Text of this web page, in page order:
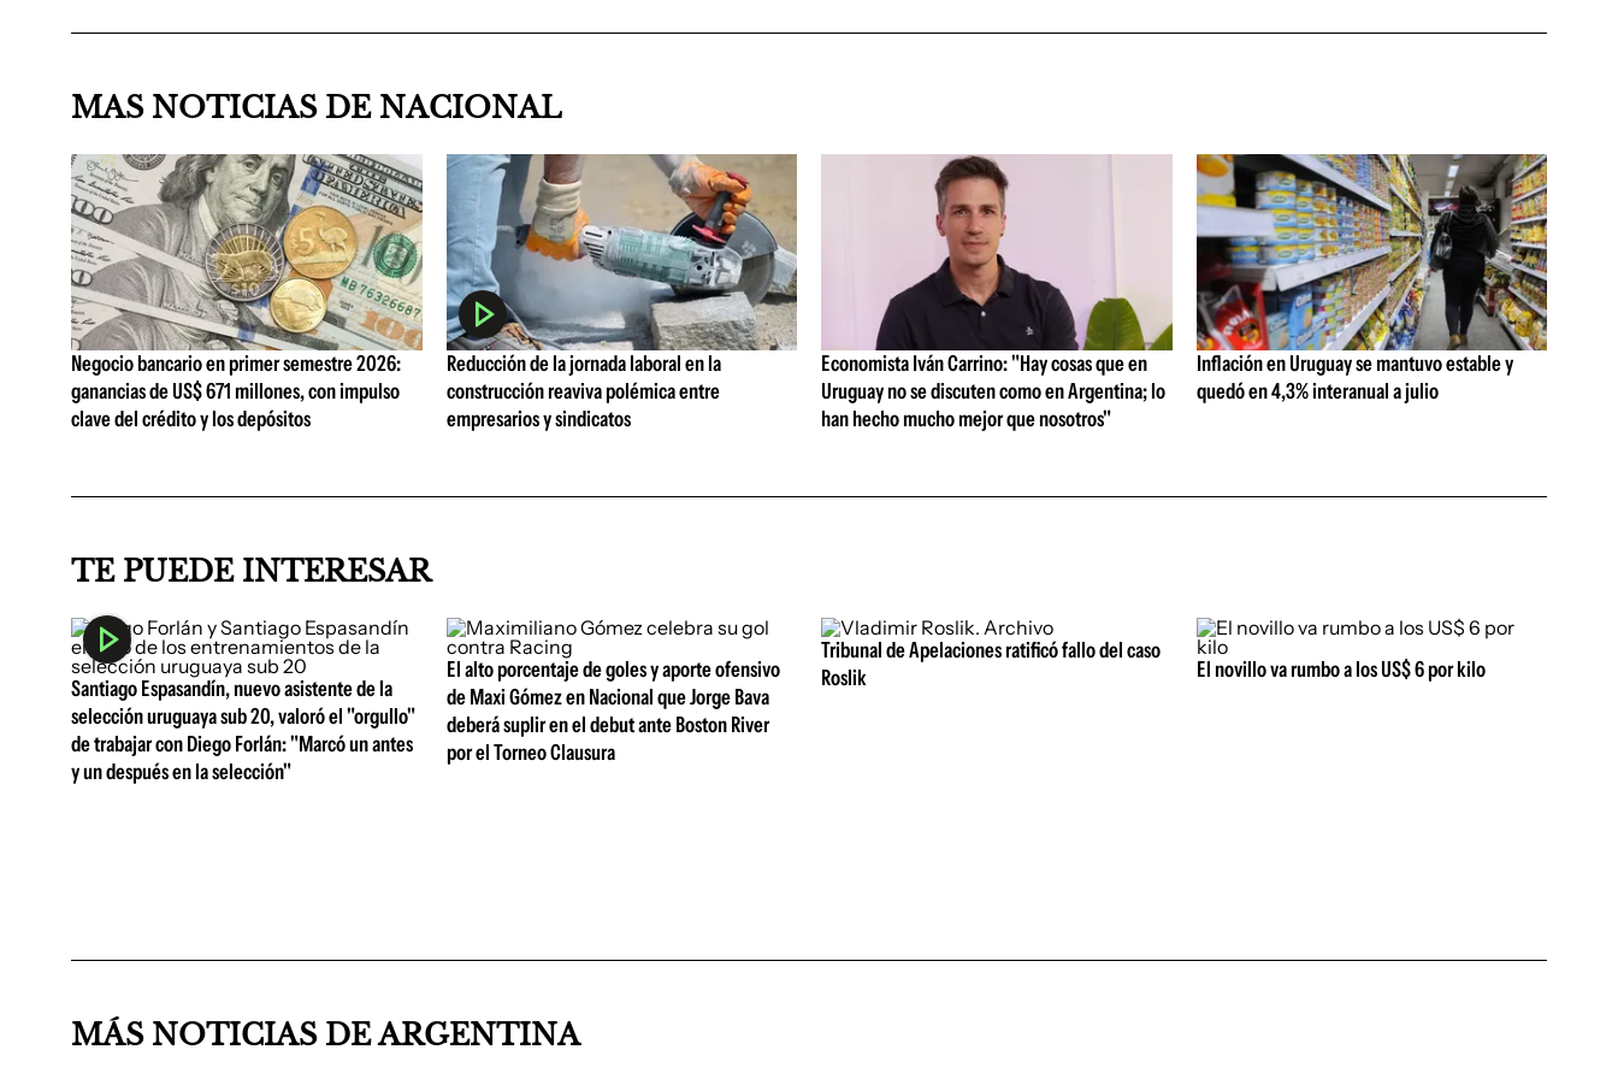
MAS NOTICIAS DE NACIONAL
Negocio bancario en primer semestre 2026:
ganancias de US$ 671 millones, con impulso
clave del crédito y los depósitos
Reducción de la jornada laboral en la
construcción reaviva polémica entre
empresarios y sindicatos
Economista Iván Carrino: "Hay cosas que en
Uruguay no se discuten como en Argentina; lo
han hecho mucho mejor que nosotros"
Inflación en Uruguay se mantuvo estable y
quedó en 4,3% interanual a julio
TE PUEDE INTERESAR
Santiago Espasandín, nuevo asistente de la
selección uruguaya sub 20, valoró el "orgullo"
de trabajar con Diego Forlán: "Marcó un antes
y un después en la selección"
El alto porcentaje de goles y aporte ofensivo
de Maxi Gómez en Nacional que Jorge Bava
deberá suplir en el debut ante Boston River
por el Torneo Clausura
Tribunal de Apelaciones ratificó fallo del caso
Roslik
El novillo va rumbo a los US$ 6 por kilo
MÁS NOTICIAS DE ARGENTINA